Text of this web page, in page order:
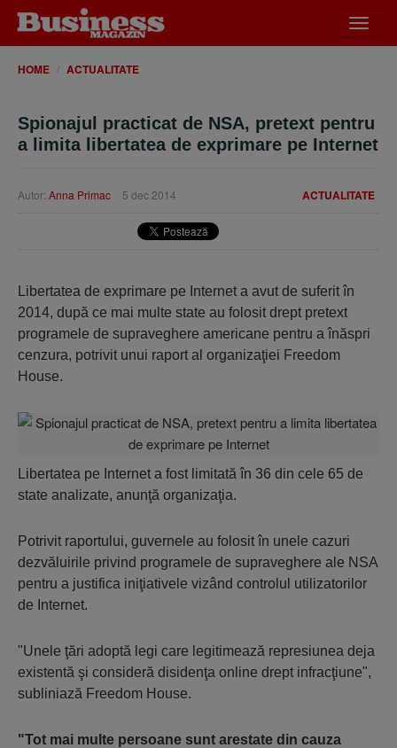
meniu
HOME ACTUALITATE
Spionajul practicat de NSA, pretext pentru
a limita libertatea de exprimare pe Internet
ACTUALITATE
Autor: Anna Primac 5 dec 2014
Libertatea de exprimare pe Internet a avut de suferit în
2014, după ce mai multe state au folosit drept pretext
programele de supraveghere americane pentru a înăspri
cenzura, potrivit unui raport al organizaţiei Freedom
House.
Libertatea pe Internet a fost limitată în 36 din cele 65 de
state analizate, anunţă organizaţia.
Potrivit raportului, guvernele au folosit în unele cazuri
dezvăluirile privind programele de supraveghere ale NSA
pentru a justifica iniţiativele vizând controlul utilizatorilor
de Internet.
"Unele ţări adoptă legi care legitimează represiunea deja
existentă şi consideră disidenţa online drept infracţiune",
subliniază Freedom House.
"Tot mai multe persoane sunt arestate din cauza